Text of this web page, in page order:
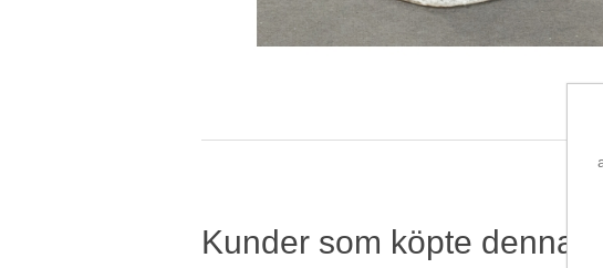
Kunder som köpte denna